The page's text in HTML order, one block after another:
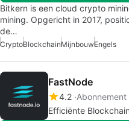
Bitkern is een cloud crypto
mining. Opgericht in 2017,
de…
CryptoBlockchainMijnbouwEngels
FastNode
4.2 Abonnement
Efficiënte